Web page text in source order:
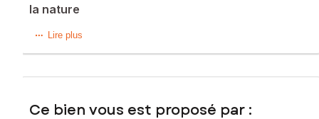
la nature
A seulement 15 minutes de Tours, Au cœur d’un petit
711 m2.
donnant directement sur la nature.
Lire plus
Ce bien vous est proposé par :